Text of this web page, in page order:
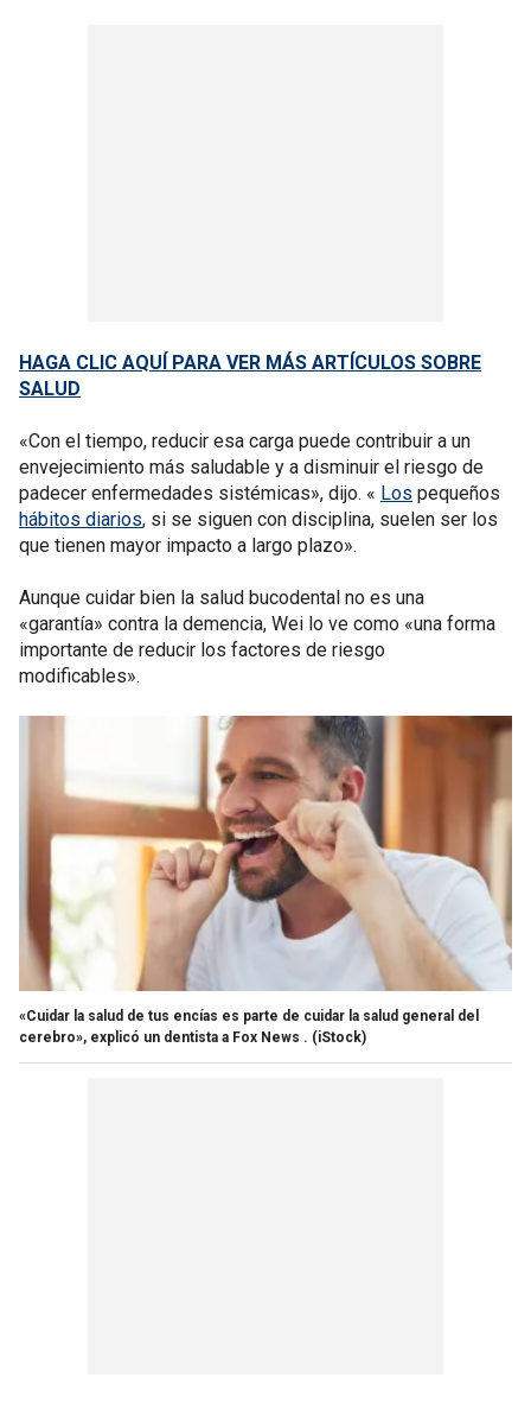
HAGA CLIC AQUÍ PARA VER MÁS ARTÍCULOS SOBRE
SALUD
«Con el tiempo, reducir esa carga puede contribuir a un
envejecimiento más saludable y a disminuir el riesgo de
padecer enfermedades sistémicas», dijo. « Los pequeños
hábitos diarios, si se siguen con disciplina, suelen ser los
que tienen mayor impacto a largo plazo».
Aunque cuidar bien la salud bucodental no es una
«garantía» contra la demencia, Wei lo ve como «una forma
importante de reducir los factores de riesgo
modificables».
«Cuidar la salud de tus encías es parte de cuidar la salud general del
cerebro», explicó un dentista a Fox News . (iStock)